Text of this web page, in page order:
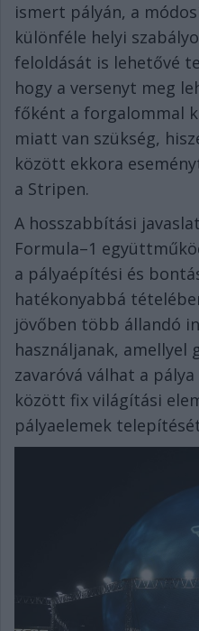
ismert pályán, a
különféle helyi
feloldását is lehetővé
hogy a versenyt meg
főként a forgalommal
miatt van szükség,
között ekkora
a Stripen.
A hosszabbítási
Formula–1
a pályaépítési és
hatékonyabbá
jövőben több állandó
használjanak, amellyel
zavaróvá válhat a
között fix világítási
pályaelemek